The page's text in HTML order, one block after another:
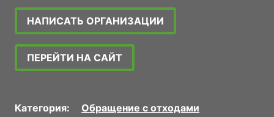
НАПИСАТЬ ОРГАНИЗАЦИИ
ПЕРЕЙТИ НА САЙТ
Категория:
Обращение с отходами